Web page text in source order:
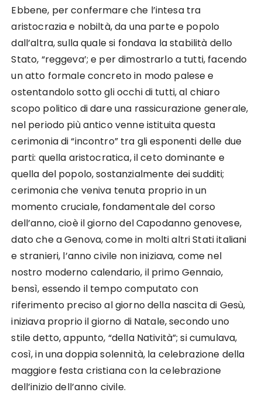
Ebbene, per confermare che l’intesa tra
aristocrazia e nobiltà, da una parte e popolo
dall’altra, sulla quale si fon­dava la stabilità dello
Stato, “reggeva’; e per dimostrarlo a tutti, facendo
un atto formale concreto in modo palese e
ostentando­lo sotto gli occhi di tutti, al chiaro
scopo politico di dare una rassicurazione gene­rale,
nel periodo più antico venne istituita questa
cerimonia di “incontro” tra gli esponenti delle due
parti: quella aristocratica, il ceto dominante e
quella del popolo, sostanzialmente dei sudditi;
cerimonia che veniva tenuta proprio in un
momento cruciale, fondamentale del cor­so
dell’anno, cioè il giorno del Capodanno genovese,
dato che a Genova, come in molti altri Stati italiani
e stranieri, l’anno civile non iniziava, come nel
nostro moderno calendario, il primo Gen­naio,
bensì, essendo il tempo computato con
riferimento preciso al giorno della nascita di Gesù,
iniziava proprio il giorno di Natale, secondo uno
stile detto, appunto, “della Na­tività”; si cumulava,
così, in una doppia solennità, la celebra­zione della
maggiore festa cristiana con la celebrazione
dell’inizio dell’anno civile.